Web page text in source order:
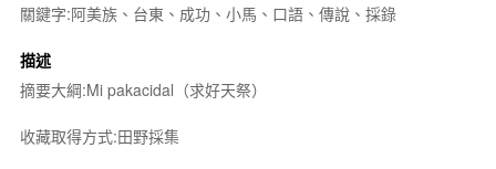
關鍵字:阿美族、台東、成功、小馬、口語、傳說、採錄
描述
摘要大綱:Mi pakacidal（求好天祭）
收藏取得方式:田野採集